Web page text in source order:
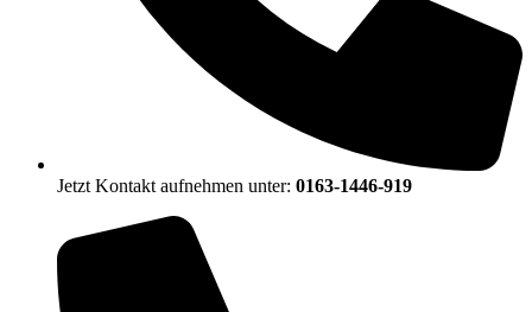
Jetzt Kontakt aufnehmen unter: 0163-1446-919